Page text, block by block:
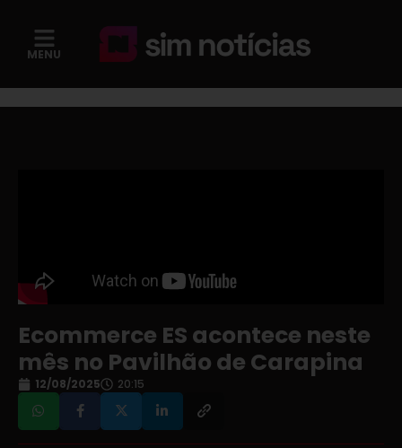
MENU
Ecommerce ES acontece neste
mês no Pavilhão de Carapina
12/08/2025 20:15